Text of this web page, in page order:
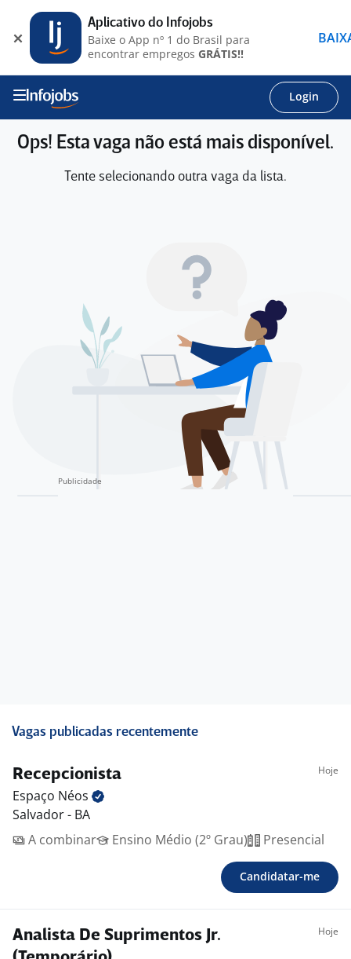
Login
Ops! Esta vaga não está mais disponível.
Tente selecionando outra vaga da lista.
Vagas publicadas recentemente
Recepcionista Hoje
Espaço Néos
Salvador - BA
A combinar
Ensino Médio (2º Grau) Presencial
Candidatar-me
Analista De Suprimentos Jr.
Hoje
Aplicativo do Infojobs
Baixe o App nº 1 do Brasil para
encontrar empregos GRÁTIS!!